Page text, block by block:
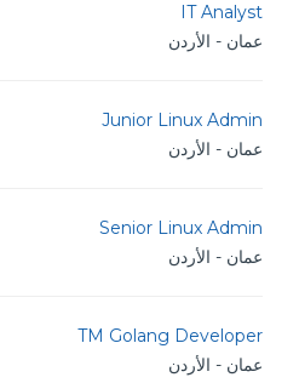
IT Analyst
عمان - الأردن
Junior Linux Admin
عمان - الأردن
Senior Linux Admin
عمان - الأردن
TM Golang Developer
عمان - الأردن